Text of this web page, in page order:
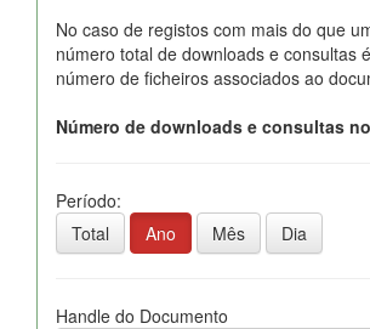
No caso de registos com mais do que
número total de downloads e consultas
número de ficheiros associados ao
Número de downloads e consultas
Período:
Total
Ano Mês Dia
Handle do Documento